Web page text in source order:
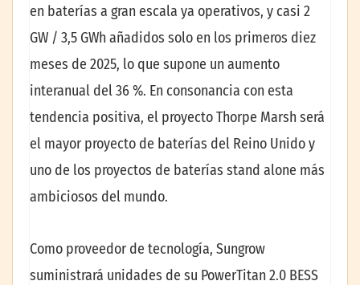
en baterías a gran escala ya operativos, y casi 2
GW / 3,5 GWh añadidos solo en los primeros diez
meses de 2025, lo que supone un aumento
interanual del 36 %. En consonancia con esta
tendencia positiva, el proyecto Thorpe Marsh será
el mayor proyecto de baterías del Reino Unido y
uno de los proyectos de baterías stand alone más
ambiciosos del mundo.
Como proveedor de tecnología, Sungrow
suministrará unidades de su PowerTitan 2.0 BESS